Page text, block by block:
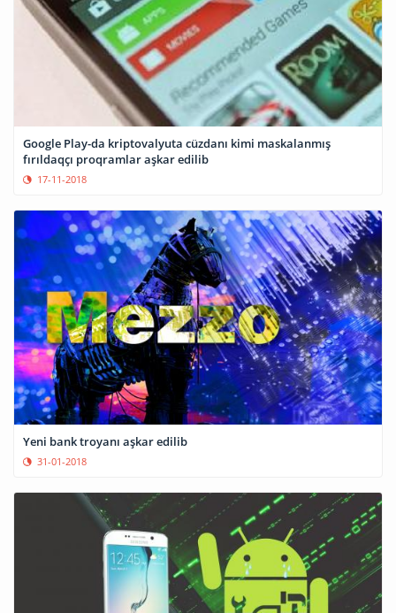
Google Play-da kriptovalyuta cüzdanı kimi maskalanmış
fırıldaqçı proqramlar aşkar edilib
17-11-2018
Yeni bank troyanı aşkar edilib
31-01-2018